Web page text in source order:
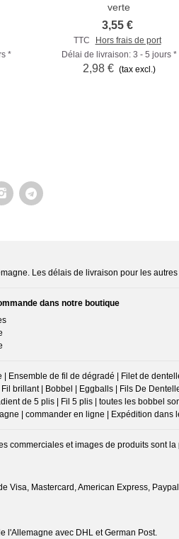
*
verte
3,55 €
TTC
Hors frais de port
Délai de livraison: 3 - 5 jours *
2,98 € (tax excl.)
Les délais de livraison pour les
dans notre boutique
| Ensemble de fil de dégradé | Filet de
brillant | Bobbel | Eggballs | Fils De
de 5 plis | Fil 5 plis | toutes les bobbel
| commander en ligne | Expédition
commerciales et images de produits sont
Visa, Mastercard, American Express,
l'Allemagne avec DHL et German Post.